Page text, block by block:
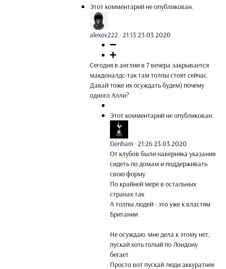
Этот комментарий не опубликован.
alexov222 ·21:13 23.03.2020
Сегодня в англии в 7 вечера закрывается
макдоналдс-так там толпы стоят сейчас.
Давай тоже их осуждать будем) почему
одного Алли?
Этот комментарий не опубликован.
Denham ·21:26 23.03.2020
От клубов были наверняка указания
сидеть по домам и поддерживать
свою форму
По крайней мере в остальных
странах так
А толпы людей - это уже к властям
Британии
Не осуждаю. мне дела к этому нет,
пускай хоть голый по Лондону
бегает
Просто вот пускай люди аккуратнее